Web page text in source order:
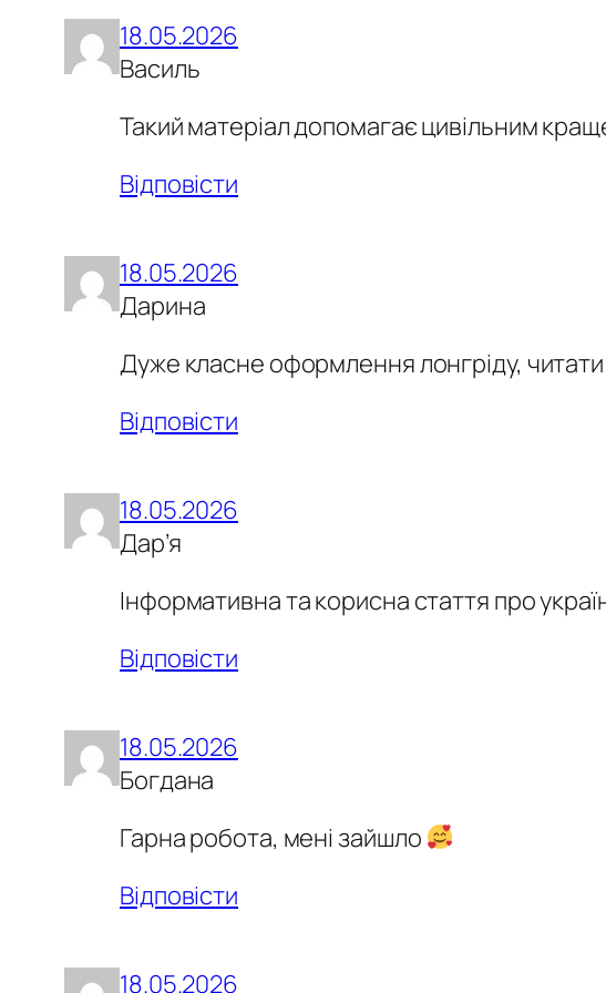
18.05.2026
Василь
Такий матеріал допомагає цивільним
Відповісти
18.05.2026
Дарина
Дуже класне оформлення лонгріду, читати
Відповісти
18.05.2026
Дар’я
Інформативна та корисна стаття про
Відповісти
18.05.2026
Богдана
Гарна робота, мені зайшло
Відповісти
18.05.2026